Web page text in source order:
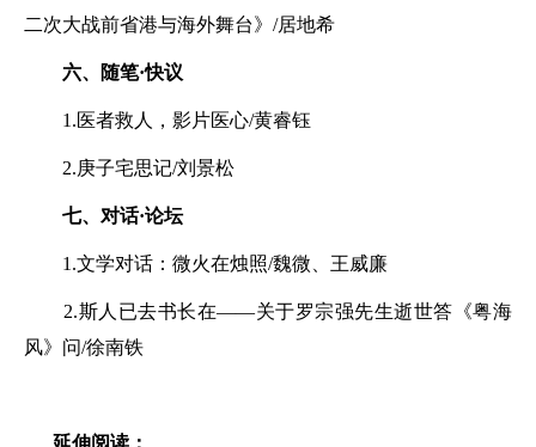
二次大战前省港与海外舞台》/居地希
六、随笔·快议
1.医者救人，影片医心/黄睿钰
2.庚子宅思记/刘景松
七、对话·论坛
1.文学对话：微火在烛照/魏微、王威廉
2.斯人已去书长在——关于罗宗强先生逝世答《粤海
风》问/徐南铁
延伸阅读：